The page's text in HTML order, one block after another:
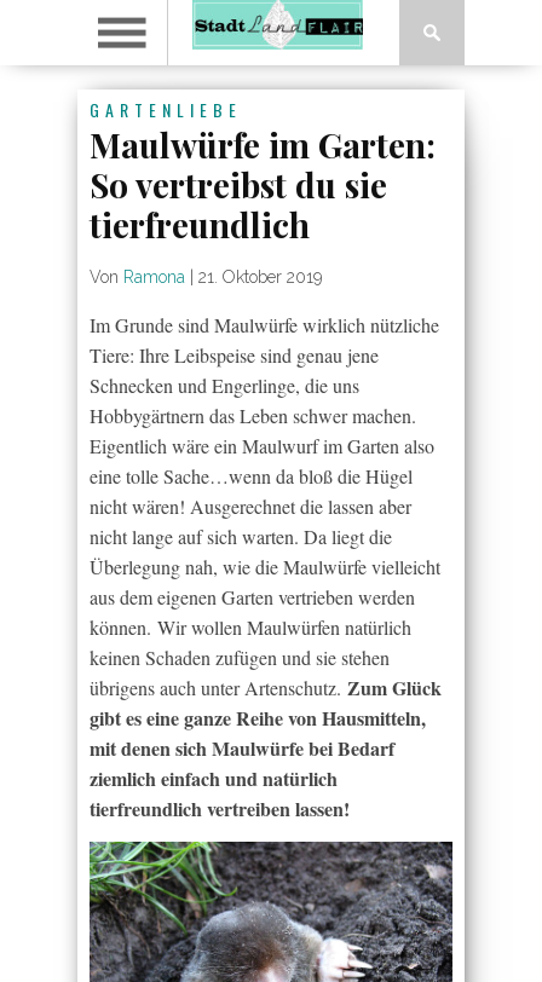
GARTENLIEBE
Maulwürfe im Garten:
So vertreibst du sie
tierfreundlich
Von Ramona 21. Oktober 2019
Im Grunde sind Maulwürfe wirklich nützliche
Tiere: Ihre Leibspeise sind genau jene
Schnecken und Engerlinge, die uns
Hobbygärtnern das Leben schwer machen.
Eigentlich wäre ein Maulwurf im Garten also
eine tolle Sache…wenn da bloß die Hügel
nicht wären! Ausgerechnet die lassen aber
nicht lange auf sich warten. Da liegt die
Überlegung nah, wie die Maulwürfe vielleicht
aus dem eigenen Garten vertrieben werden
können. Wir wollen Maulwürfen natürlich
keinen Schaden zufügen und sie stehen
übrigens auch unter Artenschutz. Zum Glück
gibt es eine ganze Reihe von Hausmitteln,
mit denen sich Maulwürfe bei Bedarf
ziemlich einfach und natürlich
tierfreundlich vertreiben lassen!